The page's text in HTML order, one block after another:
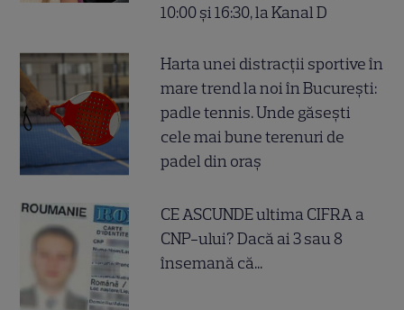
10:00 și 16:30, la Kanal D
Harta unei distracții sportive în
mare trend la noi în București:
padle tennis. Unde găsești
cele mai bune terenuri de
padel din oraș
CE ASCUNDE ultima CIFRA a
CNP-ului? Dacă ai 3 sau 8
însemană că...